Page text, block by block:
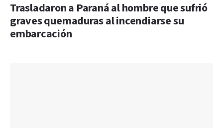
Trasladaron a Paraná al hombre que sufrió
graves quemaduras al incendiarse su
embarcación